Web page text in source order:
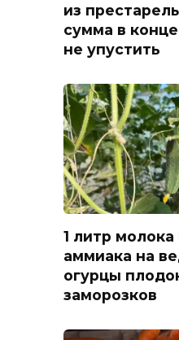
из
сумма в
не упустить
1 литр
аммиака на
огурцы
заморозков